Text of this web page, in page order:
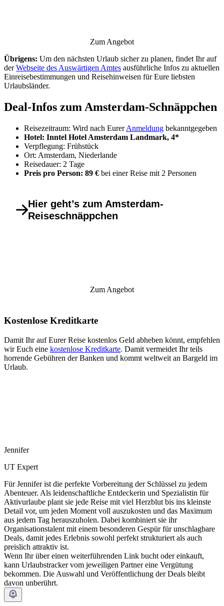
Zum Angebot
Übrigens: Um den nächsten Urlaub sicher zu planen, findet Ihr auf
derWebseite des Auswärtigen Amtes ausführliche Infos zu aktuellen
Einreisebestimmungen und Reisehinweisen für Eure liebsten
Urlaubsländer.
Deal-Infos zum Amsterdam-Schnäppchen
Reisezeitraum: Wird nach EurerAnmeldung bekanntgegeben
Hotel: Inntel Hotel Amsterdam Landmark, 4*
Verpflegung: Frühstück
Ort: Amsterdam, Niederlande
Reisedauer: 2 Tage
Preis pro Person: 89 € bei einer Reise mit 2 Personen
Hier geht’s zum Amsterdam-
Reiseschnäppchen
Zum Angebot
Kostenlose Kreditkarte
Damit Ihr auf Eurer Reise kostenlos Geld abheben könnt, empfehlen
wir Euch eine kostenlose Kreditkarte. Damit vermeidet Ihr teils
horrende Gebühren der Banken und kommt weltweit an Bargeld im
Urlaub.
Jennifer
UT Expert
Für Jennifer ist die perfekte Vorbereitung der Schlüssel zu jedem
Abenteuer. Als leidenschaftliche Entdeckerin und Spezialistin für
Aktivurlaube plant sie jede Reise mit viel Herzblut bis ins kleinste
Detail vor, um jeden Moment voll auszukosten und das Maximum
aus jedem Tag herauszuholen. Dabei kombiniert sie ihr
Organisationstalent mit einem besonderen Gespür für unschlagbare
Deals, damit jedes Erlebnis sowohl perfekt strukturiert als auch
preislich attraktiv ist.
Wenn Ihr über einen weiterführenden Link bucht oder einkauft,
kann Urlaubstracker vom jeweiligen Partner eine Vergütung
bekommen. Die Auswahl und Veröffentlichung der Deals bleibt
davon unberührt.